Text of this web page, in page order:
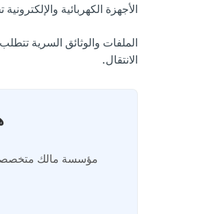
الأجهزة الكهربائية
الملفات والوثائق السرية
الانتقال.
مؤسسة مالك متخصصة